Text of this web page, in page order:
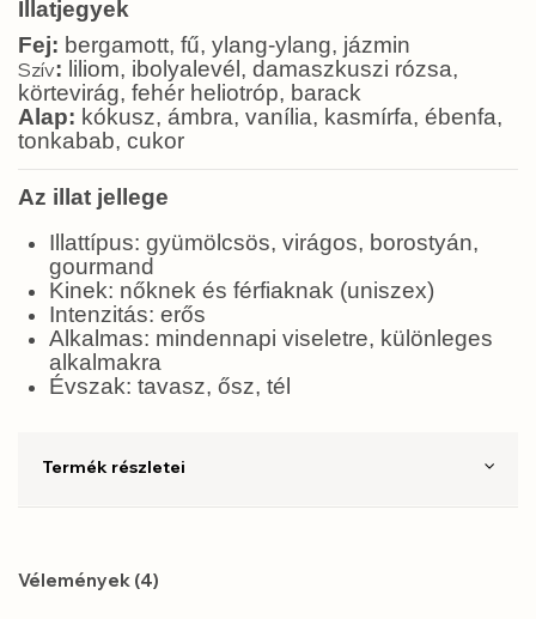
Illatjegyek
Fej: bergamott, fű, ylang-ylang, jázmin
Szív: liliom, ibolyalevél, damaszkuszi rózsa,
körtevirág, fehér heliotróp, barack
Alap: kókusz, ámbra, vanília, kasmírfa, ébenfa,
tonkabab, cukor
Az illat jellege
Illattípus: gyümölcsös, virágos, borostyán,
gourmand
Kinek: nőknek és férfiaknak (uniszex)
Intenzitás: erős
Alkalmas: mindennapi viseletre, különleges
alkalmakra
Évszak: tavasz, ősz, tél
Termék részletei
Vélemények (4)